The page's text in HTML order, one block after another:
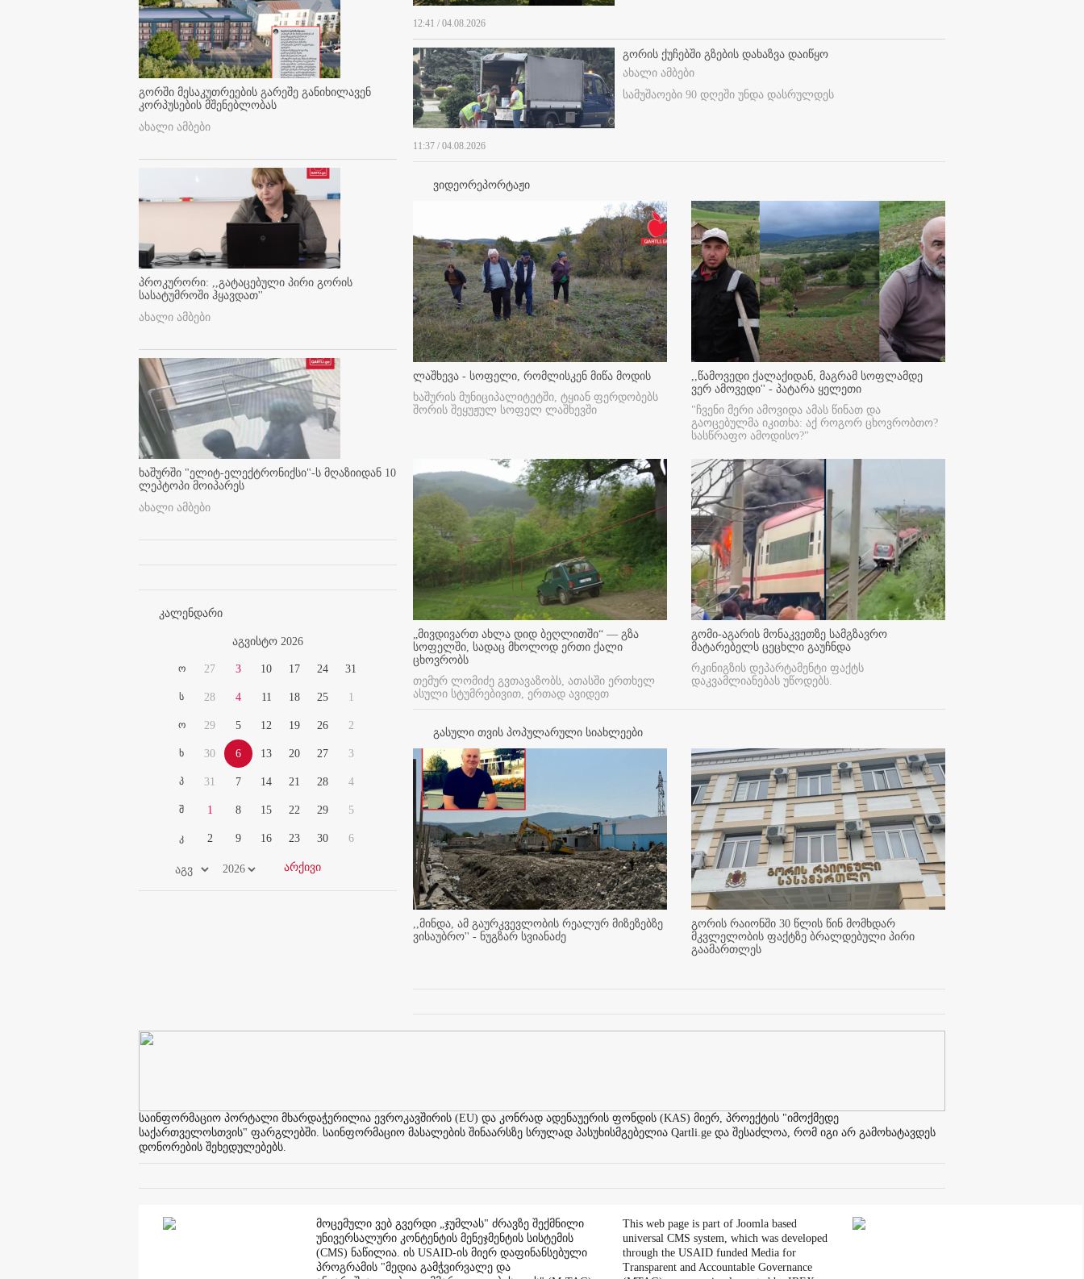
გორში მესაკუთრეების გარეშე განიხილავენ
კორპუსების მშენებლობას
ახალი ამბები
პროკურორი: ,,გატაცებული პირი გორის
სასატუმროში ჰყავდათ''
ახალი ამბები
ხაშურში "ელიტ-ელექტრონიქსი"-ს მღაზიიდან 10
ლეპტოპი მოიპარეს
ახალი ამბები
კალენდარი
აგვისტო 2026
ო
ს
ო
ხ
პ
შ
კ
27
28
29
30
31
1
2
3
4
5
6
7
8
9
10
11
12
13
14
15
16
17
18
19
20
21
22
23
24
25
26
27
28
29
30
31
1
2
3
4
5
6
12:41 / 04.08.2026
გორის ქუჩებში გზების დახაზვა დაიწყო
ახალი ამბები
სამუშაოები 90 დღეში უნდა დასრულდეს
11:37 / 04.08.2026
ვიდეორეპორტაჟი
ლაშხევა - სოფელი, რომლისკენ მიწა მოდის
ხაშურის მუნიციპალიტეტში, ტყიან ფერდობებს
შორის შეყუჟულ სოფელ ლაშხევში
,,წამოვედი ქალაქიდან, მაგრამ სოფლამდე
ვერ ამოვედი'' - პატარა ყელეთი
"ჩვენი მერი ამოვიდა ამას წინათ და
გაოცებულმა იკითხა: აქ როგორ ცხოვრობთო?
სასწრაფო ამოდისო?"
„მივდივართ ახლა დიდ ბეღლითში“ — გზა
სოფელში, სადაც მხოლოდ ერთი ქალი
ცხოვრობს
თემურ ლომიძე გვთავაზობს, ათასში ერთხელ
ასული სტუმრებივით, ერთად ავიდეთ
გომი-აგარის მონაკვეთზე სამგზავრო
მატარებელს ცეცხლი გაუჩნდა
რკინიგზის დეპარტამენტი ფაქტს
დაკვამლიანებას უწოდებს.
გასული თვის პოპულარული სიახლეები
,,მინდა, ამ გაურკვევლობის რეალურ მიზეზებზე
ვისაუბრო'' - ნუგზარ სვიანაძე
გორის რაიონში 30 წლის წინ მომხდარ
მკვლელობის ფაქტზე ბრალდებული პირი
გაამართლეს
საინფორმაციო პორტალი მხარდაჭერილია ევროკავშირის (EU) და კონრად ადენაუერის ფონდის (KAS) მიერ, პროექტის "იმოქმედე
საქართველოსთვის" ფარგლებში. საინფორმაციო მასალების შინაარსზე სრულად პასუხისმგებელია Qartli.ge და შესაძლოა, რომ იგი არ გამოხატავდეს
დონორების შეხედულებებს.
მოცემული ვებ გვერდი „ჯუმლას" ძრავზე შექმნილი
უნივერსალური კონტენტის მენეჯმენტის სისტემის
(CMS) ნაწილია. ის USAID-ის მიერ დაფინანსებული
პროგრამის "მედია გამჭვირვალე და
This web page is part of Joomla based
universal CMS system, which was developed
through the USAID funded Media for
Transparent and Accountable Governance